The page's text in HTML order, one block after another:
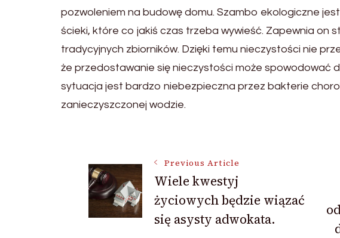
pozwoleniem na budowę domu. Szambo ekologiczne
ścieki, które co jakiś czas trzeba wywieść. Zapewnia on
tradycyjnych zbiorników. Dzięki temu nieczystości nie
że przedostawanie się nieczystości może spowodować
sytuacja jest bardzo niebezpieczna przez bakterie
zanieczyszczonej wodzie.
Post
Navigation
Previous Article
Wiele kwestyj
życiowych będzie wiązać
się asysty adwokata.